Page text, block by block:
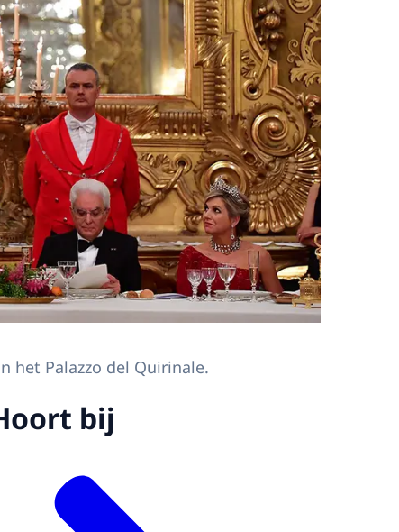
het Palazzo del Quirinale.
bij